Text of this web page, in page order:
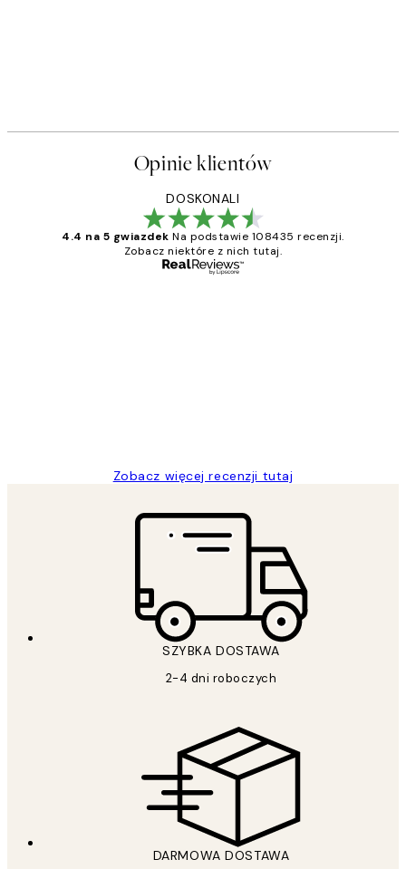
Opinie klientów
DOSKONALI
4.4 na 5 gwiazdek Na podstawie 108435 recenzji.
Zobacz niektóre z nich tutaj.
Zobacz więcej recenzji tutaj
SZYBKA DOSTAWA
2-4 dni roboczych
DARMOWA DOSTAWA